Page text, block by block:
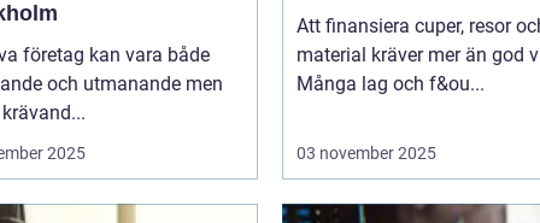
företag kan vara både
och utmanande men
2025
Att finansiera cuper, resor
material kräver mer än god
Många lag och f&ou...
03 november 2025